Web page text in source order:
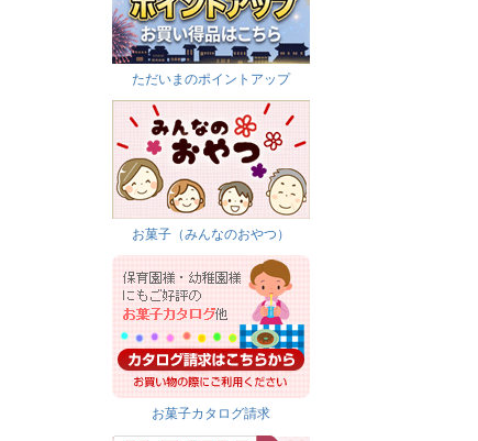
ただいまのポイントアップ
お菓子（みんなのおやつ）
お菓子カタログ請求